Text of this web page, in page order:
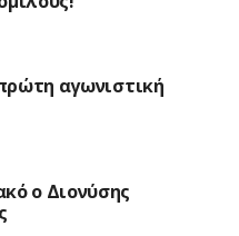
αγωνιστική
ο Διονύσης